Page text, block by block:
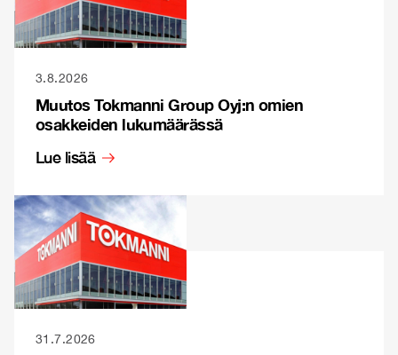
3.8.2026
Muutos Tokmanni Group Oyj:n omien
osakkeiden lukumäärässä
Lue lisää
31.7.2026